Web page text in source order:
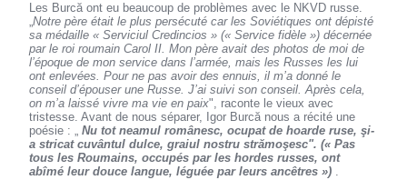
Les Burcă ont eu beaucoup de problèmes avec le NKVD russe.
„Notre père était le plus persécuté car les Soviétiques ont dépisté
sa médaille « Serviciul Credincios » (« Service fidèle ») décernée
par le roi roumain Carol II. Mon père avait des photos de moi de
l’époque de mon service dans l’armée, mais les Russes les lui
ont enlevées. Pour ne pas avoir des ennuis, il m’a donné le
conseil d’épouser une Russe. J’ai suivi son conseil. Après cela,
on m’a laissé vivre ma vie en paix", raconte le vieux avec
tristesse. Avant de nous séparer, Igor Burcă nous a récité une
poésie : „ Nu tot neamul românesc, ocupat de hoarde ruse, şi-
a stricat cuvântul dulce, graiul nostru strămoşesc". (« Pas
tous les Roumains, occupés par les hordes russes, ont
abîmé leur douce langue, léguée par leurs ancêtres ») .